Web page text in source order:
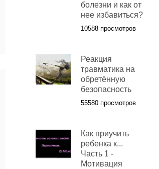
болезни и как от
нее избавиться?
10588 просмотров
Реакция
травматика на
обретённую
безопасность
55580 просмотров
Как приучить
ребенка к...
Часть 1 -
Мотивация